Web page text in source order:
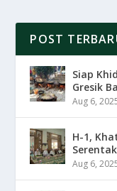
POST
Siap
Gresik
Aug 6,
H-1,
Aug 6,